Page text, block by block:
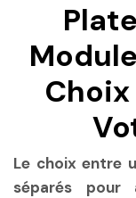
Le choix entre
séparés pour